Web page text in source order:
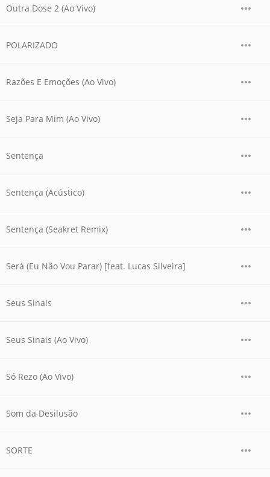
Outra Dose 2 (Ao Vivo)
POLARIZADO
Razões E Emoções (Ao Vivo)
Seja Para Mim (Ao Vivo)
Sentença
Sentença (Acústico)
Sentença (Seakret Remix)
Será (Eu Não Vou Parar) [feat. Lucas Silveira]
Seus Sinais
Seus Sinais (Ao Vivo)
Só Rezo (Ao Vivo)
Som da Desilusão
SORTE